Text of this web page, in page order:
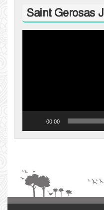
Saint Gerosas
00:00